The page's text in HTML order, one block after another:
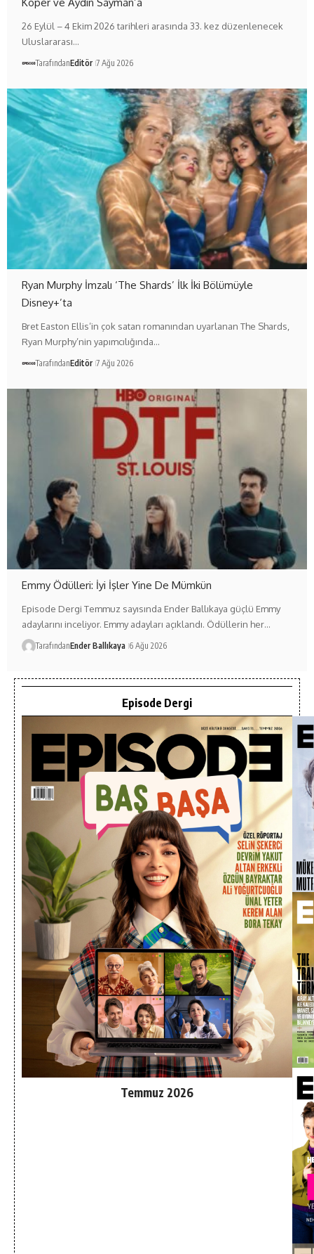
26 Eylül – 4 Ekim 2026 tarihleri arasında 33. kez düzenlenecek
Uluslararası…
TarafındanEditör 7 Ağu 2026
Ryan Murphy İmzalı ‘The Shards’ İlk İki Bölümüyle
Disney+’ta
Bret Easton Ellis’in çok satan romanından uyarlanan The Shards,
Ryan Murphy’nin yapımcılığında…
TarafındanEditör 7 Ağu 2026
Emmy Ödülleri: İyi İşler Yine De Mümkün
Episode Dergi Temmuz sayısında Ender Ballıkaya güçlü Emmy
adaylarını inceliyor. Emmy adayları açıklandı. Ödüllerin her…
TarafındanEnder Ballıkaya 6 Ağu 2026
Episode Dergi
Temmuz 2026